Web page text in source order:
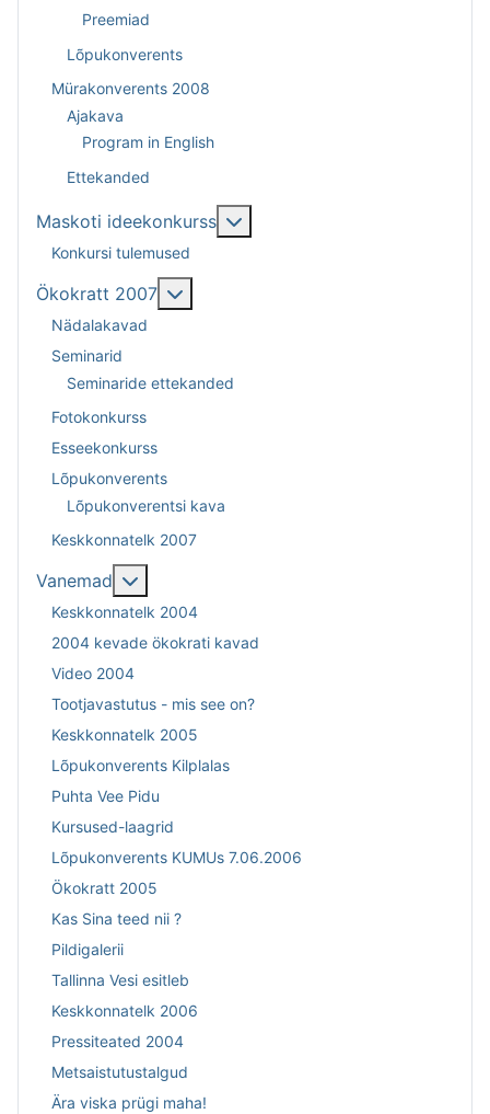
Preemiad
Lõpukonverents
Mürakonverents 2008
Ajakava
Program in English
Ettekanded
Maskoti ideekonkurss
Konkursi tulemused
Ökokratt 2007
Nädalakavad
Seminarid
Seminaride ettekanded
Fotokonkurss
Esseekonkurss
Lõpukonverents
Lõpukonverentsi kava
Keskkonnatelk 2007
Vanemad
Keskkonnatelk 2004
2004 kevade ökokrati kavad
Video 2004
Tootjavastutus - mis see on?
Keskkonnatelk 2005
Lõpukonverents Kilplalas
Puhta Vee Pidu
Kursused-laagrid
Lõpukonverents KUMUs 7.06.2006
Ökokratt 2005
Kas Sina teed nii ?
Pildigalerii
Tallinna Vesi esitleb
Keskkonnatelk 2006
Pressiteated 2004
Metsaistutustalgud
Ära viska prügi maha!